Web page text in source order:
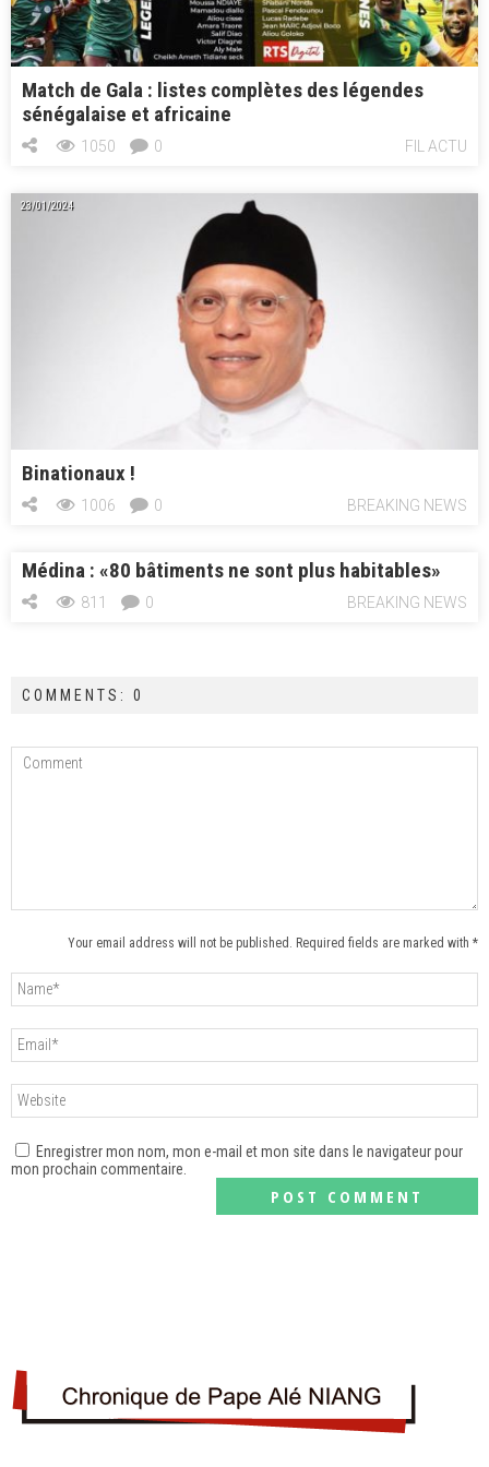
Match de Gala : listes complètes des légendes
sénégalaise et africaine
FIL ACTU
1050 0
23/01/2024
Binationaux !
BREAKING NEWS
1006 0
Médina : «80 bâtiments ne sont plus habitables»
BREAKING NEWS
811 0
COMMENTS: 0
Your email address will not be published. Required fields are marked with *
Enregistrer mon nom, mon e-mail et mon site dans le navigateur pour
mon prochain commentaire.